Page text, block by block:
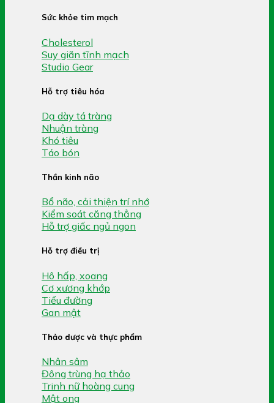
Sức khỏe tim mạch
Cholesterol
Suy giãn tĩnh mạch
Studio Gear
Hỗ trợ tiêu hóa
Dạ dày tá tràng
Nhuận tràng
Khó tiêu
Táo bón
Thần kinh não
Bổ não, cải thiện trí nhớ
Kiểm soát căng thẳng
Hỗ trợ giấc ngủ ngon
Hỗ trợ điều trị
Hô hấp, xoang
Cơ xương khớp
Tiểu đường
Gan mật
Thảo dược và thực phẩm
Nhân sâm
Đông trùng hạ thảo
Trinh nữ hoàng cung
Mật ong